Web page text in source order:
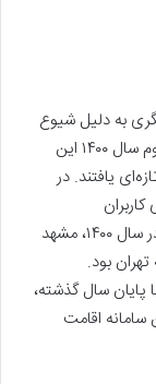
به دلیل شیوع
گسترده کرونا در دنیا سال سختی بود، اما نیمه دوم سال ۱۴۰۰ این
یافتند. در
اسنپ‌تریپ بود. محبوب‌ترین مسیر پرواز داخلی در سال ۱۴۰۰، مشهد
بود.
و تا پایان سال گذشته،
این سامانه اقامت